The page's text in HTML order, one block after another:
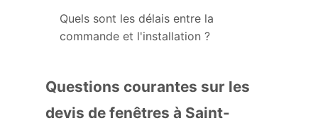
Quels sont les délais entre la
commande et l'installation ?
Questions courantes sur les
devis de fenêtres à Saint-